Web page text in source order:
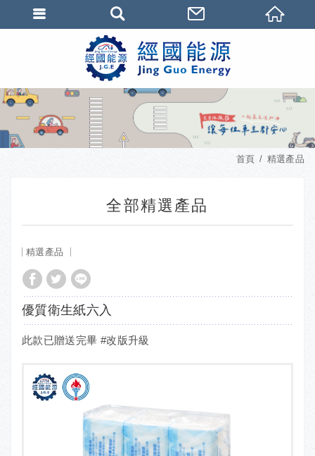
首頁 精選產品
全部精選產品
精選產品
優質衛生紙六入
此款已贈送完畢 #改版升級